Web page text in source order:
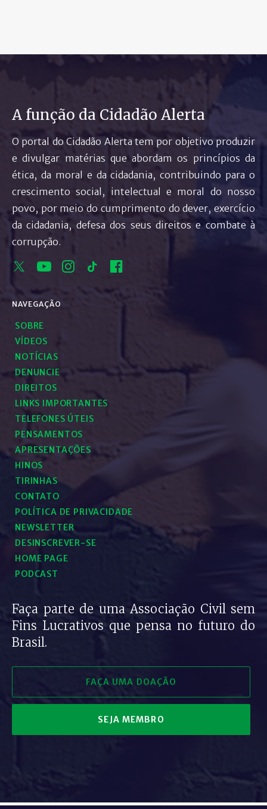
A função da Cidadão Alerta
O portal do Cidadão Alerta tem por objetivo produzir
e divulgar matérias que abordam os princípios da
ética, da moral e da cidadania, contribuindo para o
crescimento social, intelectual e moral do nosso
povo, por meio do cumprimento do dever, exercício
da cidadania, defesa dos seus direitos e combate à
corrupção.
NAVEGAÇÃO
SOBRE
VÍDEOS
NOTÍCIAS
DENUNCIE
DIREITOS
LINKS IMPORTANTES
TELEFONES ÚTEIS
PENSAMENTOS
APRESENTAÇÕES
HINOS
TIRINHAS
CONTATO
POLÍTICA DE PRIVACIDADE
NEWSLETTER
DESINSCREVER-SE
HOME PAGE
PODCAST
Faça parte de uma Associação Civil sem
Fins Lucrativos que pensa no futuro do
Brasil.
FAÇA UMA DOAÇÃO
SEJA MEMBRO